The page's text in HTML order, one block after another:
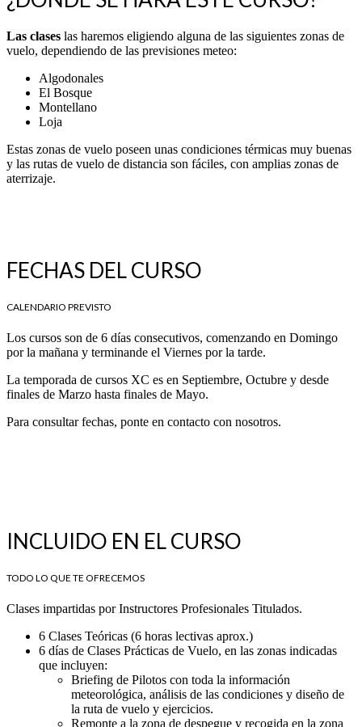
Las clases las haremos eligiendo alguna de las siguientes zonas de
vuelo, dependiendo de las previsiones meteo:
Algodonales
El Bosque
Montellano
Loja
Estas zonas de vuelo poseen unas condiciones térmicas muy buenas
y las rutas de vuelo de distancia son fáciles, con amplias zonas de
aterrizaje.
FECHAS DEL CURSO
CALENDARIO PREVISTO
Los cursos son de 6 días consecutivos, comenzando en Domingo
por la mañana y terminande el Viernes por la tarde.
La temporada de cursos XC es en Septiembre, Octubre y desde
finales de Marzo hasta finales de Mayo.
Para consultar fechas, ponte en contacto con nosotros.
INCLUIDO EN EL CURSO
TODO LO QUE TE OFRECEMOS
Clases impartidas por Instructores Profesionales Titulados.
6 Clases Teóricas (6 horas lectivas aprox.)
6 días de Clases Prácticas de Vuelo, en las zonas indicadas
que incluyen:
Briefing de Pilotos con toda la información
meteorológica, análisis de las condiciones y diseño de
la ruta de vuelo y ejercicios.
Remonte a la zona de despegue y recogida en la zona